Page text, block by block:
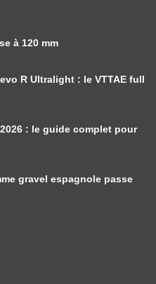
à 120 mm
R Ultralight : le VTTAE full
: le guide complet pour
gravel espagnole passe